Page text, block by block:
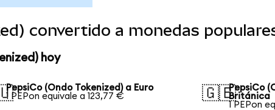
convertido a monedas
hoy
PepsiCo (Ondo Tokenized) a Euro
1 PEPon equivale a 123,77 €
🇬🇧PepsiCo
Británica
1 PEPon